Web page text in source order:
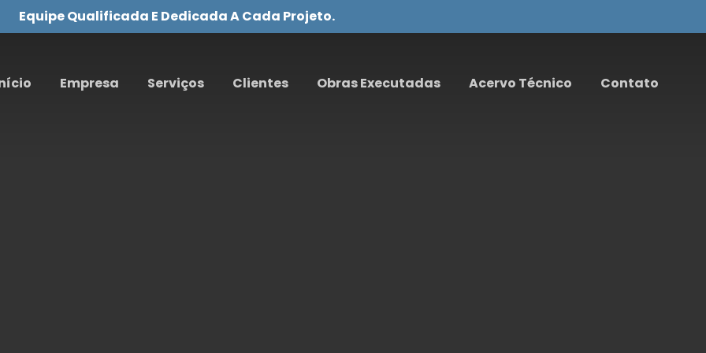
Equipe Qualificada E Dedicada A Cada Projeto.
Empresa Serviços Clientes Obras Executadas Acervo Técnico Contato